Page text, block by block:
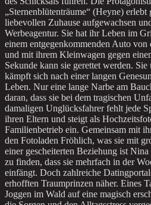
„Sternenblütenträume“ (Heyne)
liebevollen Zuhause aufgewachsen
Werbeagentur. Sie hat ihr Leben im
einem entgegenkommenden Auto von
und mit ihrem Kleinwagen gegen
Sekunde kann sie gerettet werden.
kämpft sich nach einer langen
Leben. Nur eine lange Narbe am
daran, dass sie bei dem tragischen
damaligen Unglücksfahrer fehlt jede
ihren Eltern und steigt als
Familienbetrieb ein. Gemeinsam mit
den Fotoladen Fröhlich, was sie mit
einer gescheiterten Beziehung ist
zu finden, dass sie mehrfach in der
einfängt. Doch zahlreiche
erhofften Traumprinzen näher. Eines
Joggen im Wald auf eine magisch